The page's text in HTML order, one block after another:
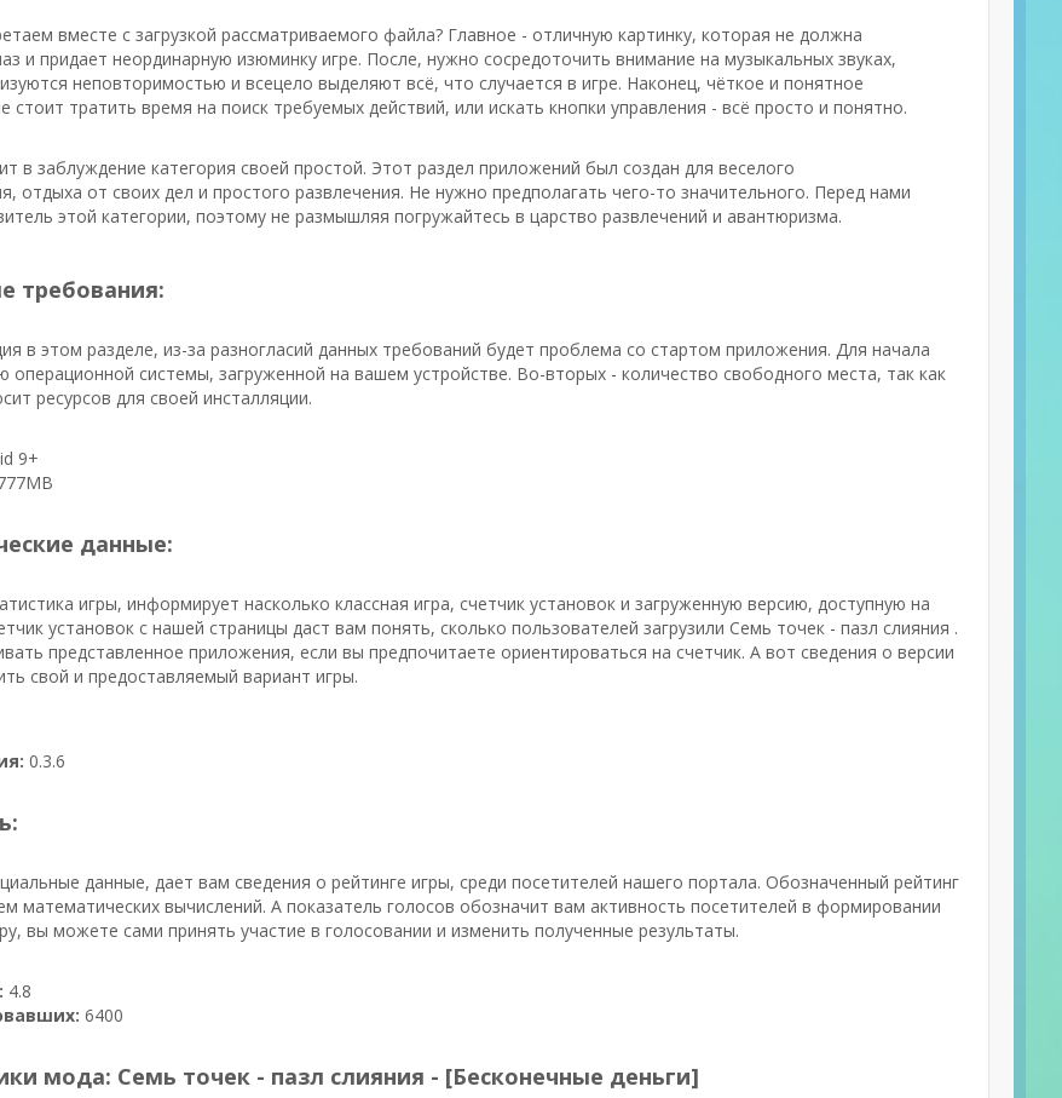
вместе с загрузкой рассматриваемого файла? Главное - отличную картинку, которая не должна
и придает неординарную изюминку игре. После, нужно сосредоточить внимание на музыкальных звуках,
неповторимостью и всецело выделяют всё, что случается в игре. Наконец, чёткое и понятное
стоит тратить время на поиск требуемых действий, или искать кнопки управления - всё просто и понятно.
в заблуждение категория своей простой. Этот раздел приложений был создан для веселого
отдыха от своих дел и простого развлечения. Не нужно предполагать чего-то значительного. Перед нами
этой категории, поэтому не размышляя погружайтесь в царство развлечений и авантюризма.
требования:
в этом разделе, из-за разногласий данных требований будет проблема со стартом приложения. Для начала
операционной системы, загруженной на вашем устройстве. Во-вторых - количество свободного места, так как
ресурсов для своей инсталляции.
9+
данные:
игры, информирует насколько классная игра, счетчик установок и загруженную версию, доступную на
установок с нашей страницы даст вам понять, сколько пользователей загрузили Семь точек - пазл слияния .
представленное приложения, если вы предпочитаете ориентироваться на счетчик. А вот сведения о версии
свой и предоставляемый вариант игры.
0.3.6
данные, дает вам сведения о рейтинге игры, среди посетителей нашего портала. Обозначенный рейтинг
математических вычислений. А показатель голосов обозначит вам активность посетителей в формировании
вы можете сами принять участие в голосовании и изменить полученные результаты.
4.8
6400
мода: Семь точек - пазл слияния - [Бесконечные деньги]